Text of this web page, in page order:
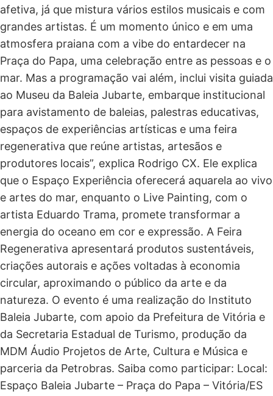
afetiva, já que mistura vários estilos musicais e com
grandes artistas. É um momento único e em uma
atmosfera praiana com a vibe do entardecer na
Praça do Papa, uma celebração entre as pessoas e o
mar. Mas a programação vai além, inclui visita guiada
ao Museu da Baleia Jubarte, embarque institucional
para avistamento de baleias, palestras educativas,
espaços de experiências artísticas e uma feira
regenerativa que reúne artistas, artesãos e
produtores locais”, explica Rodrigo CX. Ele explica
que o Espaço Experiência oferecerá aquarela ao vivo
e artes do mar, enquanto o Live Painting, com o
artista Eduardo Trama, promete transformar a
energia do oceano em cor e expressão. A Feira
Regenerativa apresentará produtos sustentáveis,
criações autorais e ações voltadas à economia
circular, aproximando o público da arte e da
natureza. O evento é uma realização do Instituto
Baleia Jubarte, com apoio da Prefeitura de Vitória e
da Secretaria Estadual de Turismo, produção da
MDM Áudio Projetos de Arte, Cultura e Música e
parceria da Petrobras. Saiba como participar: Local:
Espaço Baleia Jubarte – Praça do Papa – Vitória/ES